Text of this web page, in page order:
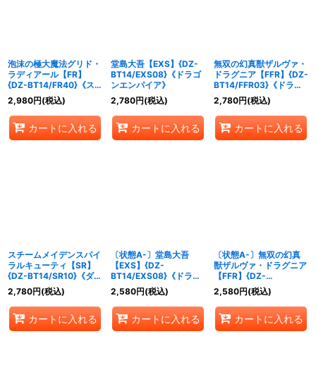
泡沫の極大魔法グリド・
ラディアール【FR】
{DZ-BT14/FR40}《ス
トイケイア》
2,980円(税込)
カートに入れる
堂島大吾【EXS】{DZ-
BT14/EXS08}《ドラゴ
ンエンパイア》
2,780円(税込)
カートに入れる
無双の幻真獣ザルヴァ・
ドラグニア【FFR】{DZ-
BT14/FFR03}《ドラゴ
ンエンパイア》
2,780円(税込)
カートに入れる
スチームメイデンスパイ
ラルキューティ【SR】
{DZ-BT14/SR10}《ダー
クステイツ》
2,780円(税込)
カートに入れる
〔状態A-〕堂島大吾
【EXS】{DZ-
BT14/EXS08}《ドラゴ
ンエンパイア》
2,580円(税込)
カートに入れる
〔状態A-〕無双の幻真
獣ザルヴァ・ドラグニア
【FFR】{DZ-
BT14/FFR03}《ドラゴ
ンエンパイア》
2,580円(税込)
カートに入れる